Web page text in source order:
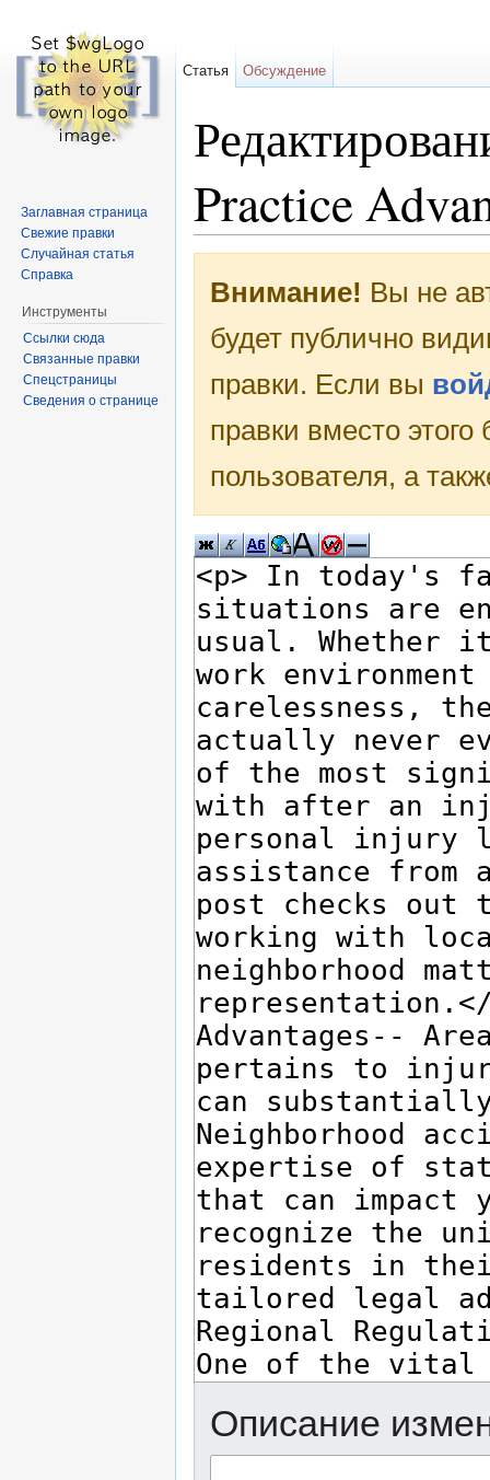
Practice
Внимание! Вы не
будет публично
правки. Если вы
правки вместо
пользователя, а
Описание
Статья Обсуждение
Заглавная страница
Свежие правки
Случайная статья
Справка
Инструменты
Ссылки сюда
Связанные правки
Спецстраницы
Сведения о странице